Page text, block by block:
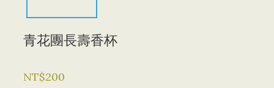
青花團長壽香杯
NT$200